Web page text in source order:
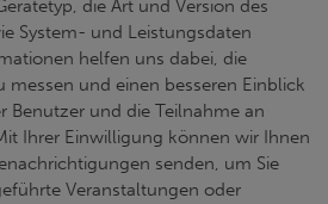
die Art und Version des
System- und Leistungsdaten
helfen uns dabei, die
messen und einen besseren Einblick
Benutzer und die Teilnahme an
Ihrer Einwilligung können wir Ihnen
senden, um Sie
Veranstaltungen oder